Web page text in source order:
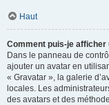
Haut
Comment puis-je afficher
Dans le panneau de
ajouter un avatar en
« Gravatar », la galerie
locales. Les
des avatars et des